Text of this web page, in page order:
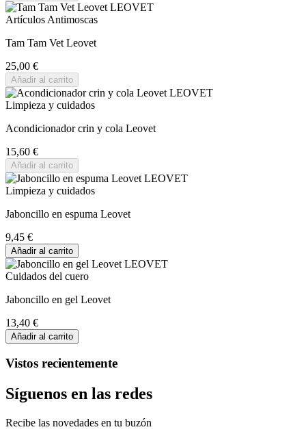
Artículos Antimoscas
Tam Tam Vet Leovet
25,00 €
Añadir al carrito
Limpieza y cuidados
Acondicionador crin y cola Leovet
15,60 €
Añadir al carrito
Limpieza y cuidados
Jaboncillo en espuma Leovet
9,45 €
Añadir al carrito
Cuidados del cuero
Jaboncillo en gel Leovet
13,40 €
Añadir al carrito
Vistos recientemente
Síguenos en las redes
Recibe las novedades en tu buzón